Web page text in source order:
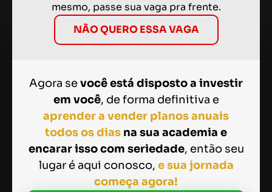
mesmo, passe sua vaga pra frente.
NÃO QUERO ESSA VAGA
Agora sevocê está disposto a investir
em você, de forma definitiva e
aprender a vender planos anuais
todos os dias na sua academia e
encarar isso com seriedade, então seu
lugar é aqui conosco, e sua jornada
começa agora!